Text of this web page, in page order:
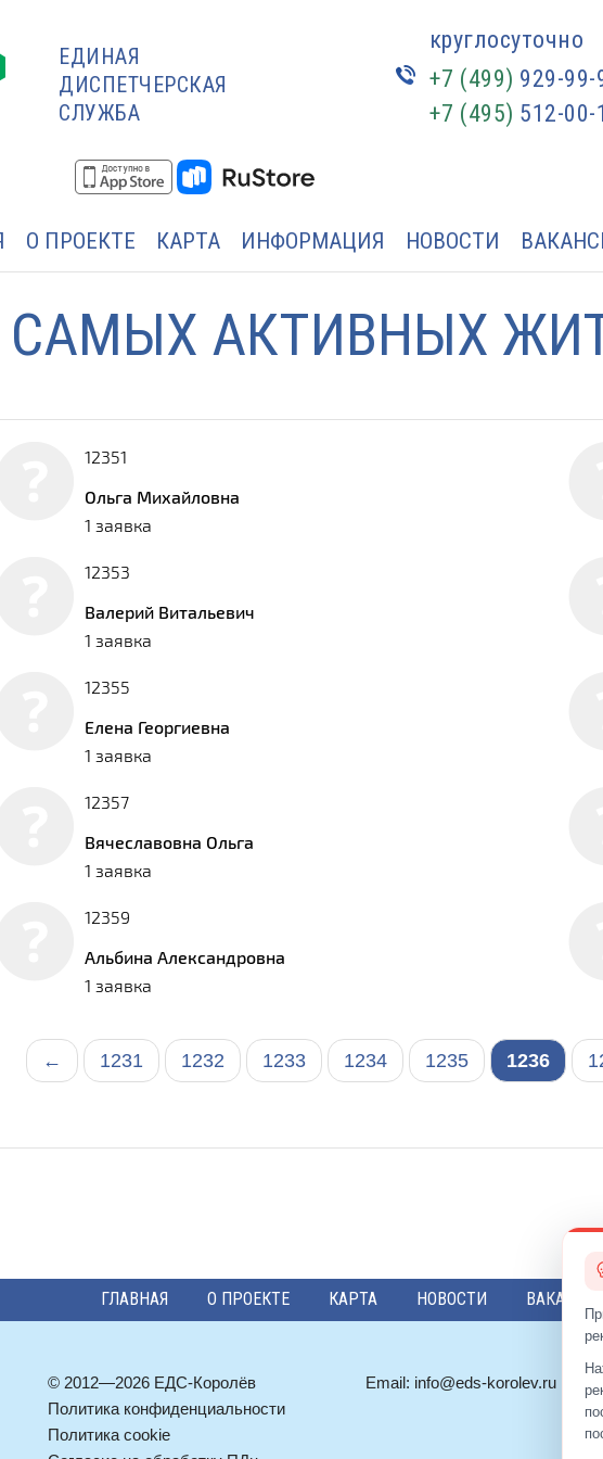
ЕДИНАЯ
ДИСПЕТЧЕРСКАЯ
СЛУЖБА
круглосуточно
+7 (499) 929-99-
+7 (495) 512-00-
О ПРОЕКТЕ КАРТА ИНФОРМАЦИЯ НОВОСТИ
САМЫХ АКТИВНЫХ
12351
Ольга Михайловна
1 заявка
12353
Валерий Витальевич
1 заявка
12355
Елена Георгиевна
1 заявка
12357
Вячеславовна Ольга
1 заявка
12359
Альбина Александровна
1 заявка
← 1231 1232 1233 1234 1235 1236
ГЛАВНАЯ О ПРОЕКТЕ КАРТА НОВОСТИ ВАКАНСИИ
© 2012—2026 ЕДС-Королёв
Политика конфиденциальности
Политика cookie
Email: info@eds-korolev.ru